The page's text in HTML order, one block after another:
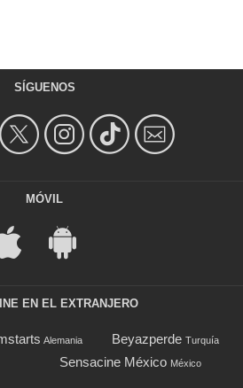
SÍGUENOS
MÓVIL
EN EL EXTRANJERO
Alemania Beyazperde Turquía
Sensacine México México